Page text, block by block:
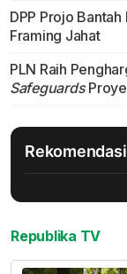
DPP Projo
Framing Jahat
PLN Raih
Safeguards
Rekomendasi
Republika TV